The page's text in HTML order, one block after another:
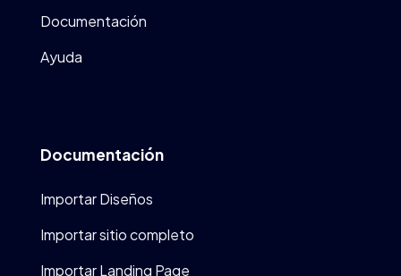
Documentación
Ayuda
Documentación
Importar Diseños
Importar sitio completo
Importar Landing Page